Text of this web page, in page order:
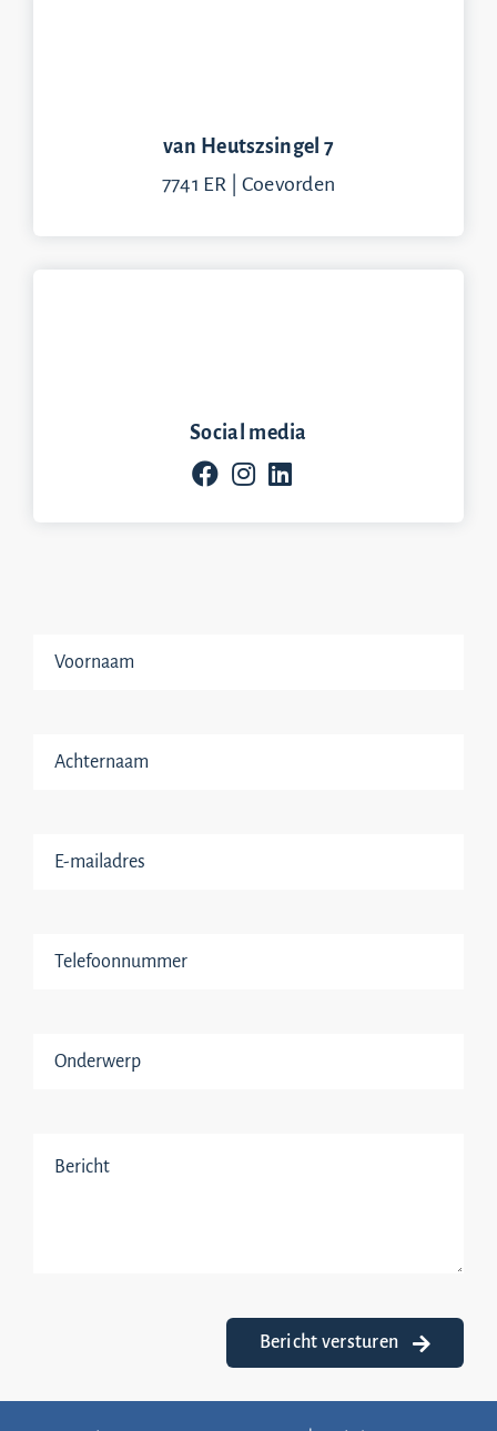
van Heutszsingel 7
7741 ER | Coevorden
Social media
Bericht versturen